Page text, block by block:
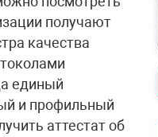
получают
качества
единый
и профильный
аттестат об